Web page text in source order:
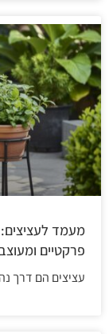
מעמד
פרקטיים
עציצים הם דרך